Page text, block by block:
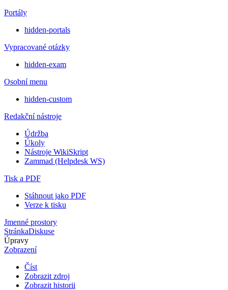
Portály
hidden-portals
Vypracované otázky
hidden-exam
Osobní menu
hidden-custom
Redakční nástroje
Údržba
Úkoly
Nástroje WikiSkript
Zammad (Helpdesk WS)
Tisk a PDF
Stáhnout jako PDF
Verze k tisku
Jmenné prostory
StránkaDiskuse
Úpravy
Zobrazení
Číst
Zobrazit zdroj
Zobrazit historii